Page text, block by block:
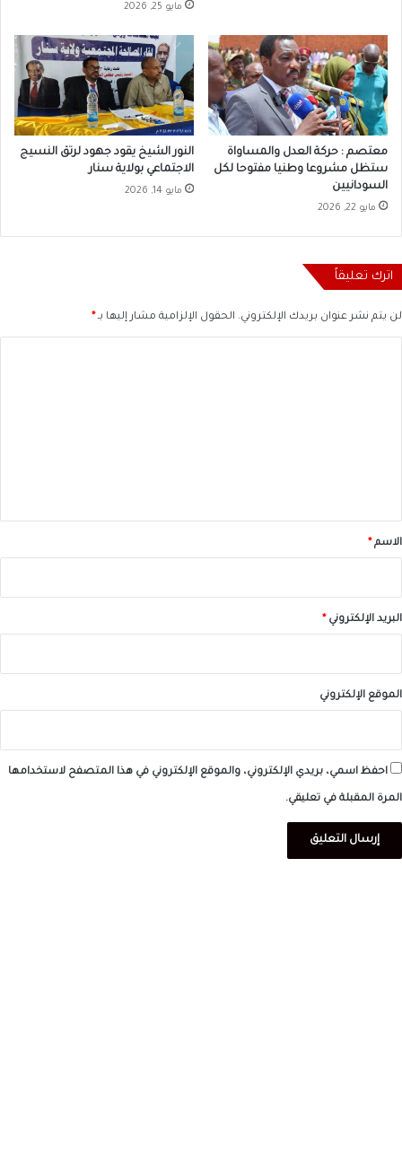
مايو 25, 2026
معتصم : حركة العدل والمساواة
ستظل مشروعا وطنيا مفتوحا لكل
السودانيين
مايو 22, 2026
النور الشيخ يقود جهود لرتق النسيج
الاجتماعي بولاية سنار
مايو 14, 2026
اترك تعليقاً
لن يتم نشر عنوان بريدك الإلكتروني. الحقول الإلزامية مشار إليها بـ *
*الاسم *
البريد الإلكتروني *
الموقع الإلكتروني
احفظ اسمي، بريدي الإلكتروني، والموقع الإلكتروني في هذا المتصفح لاستخدامها
المرة المقبلة في تعليقي.